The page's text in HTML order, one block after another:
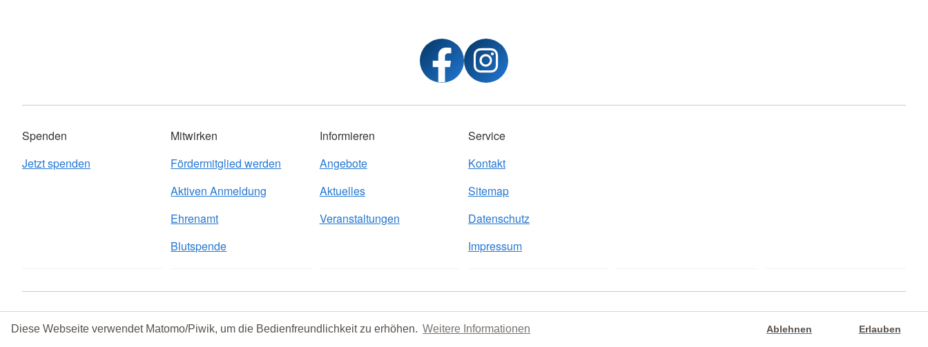
Diese Webseite verwendet Matomo/Piwik, um die Bedienfreundlichkeit zu erhöhen. Weitere Informationen Ablehnen Erlauben
Spenden
Jetzt spenden
Mitwirken
Fördermitglied werden
Aktiven Anmeldung
Ehrenamt
Blutspende
Informieren
Angebote
Aktuelles
Veranstaltungen
Service
Kontakt
Sitemap
Datenschutz
Impressum
Kontakt Sitemap Datenschutz Impressum © 2026 Ortsverein Rutesheim